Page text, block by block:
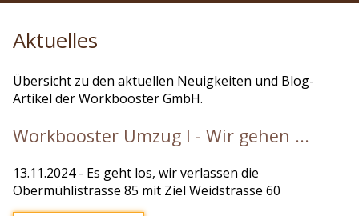
Aktuelles
Übersicht zu den aktuellen Neuigkeiten und Blog-
Artikel der Workbooster GmbH.
Workbooster Umzug I - Wir gehen ...
13.11.2024- Es geht los, wir verlassen die
Obermühlistrasse 85 mit Ziel Weidstrasse 60